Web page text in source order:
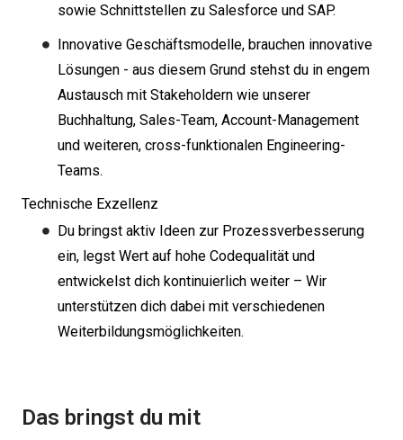
sowie Schnittstellen zu Salesforce und SAP.
Innovative Geschäftsmodelle, brauchen innovative
Lösungen - aus diesem Grund stehst du in engem
Austausch mit Stakeholdern wie unserer
Buchhaltung, Sales-Team, Account-Management
und weiteren, cross-funktionalen Engineering-
Teams.
Technische Exzellenz
Du bringst aktiv Ideen zur Prozessverbesserung
ein, legst Wert auf hohe Codequalität und
entwickelst dich kontinuierlich weiter – Wir
unterstützen dich dabei mit verschiedenen
Weiterbildungsmöglichkeiten.
Das bringst du mit